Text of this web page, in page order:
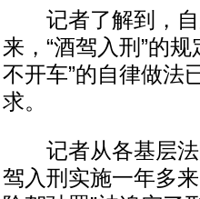
记者了解到，自
来，“酒驾入刑”的
不开车”的自律做法
求。
记者从各基层法
驾入刑实施一年多